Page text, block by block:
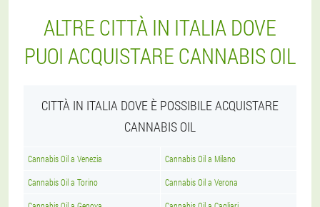
ALTRE CITTÀ IN ITALIA DOVE
PUOI ACQUISTARE CANNABIS OIL
CITTÀ IN ITALIA DOVE È POSSIBILE ACQUISTARE
CANNABIS OIL
Cannabis Oil a Venezia Cannabis Oil a Milano
Cannabis Oil a Torino Cannabis Oil a Verona